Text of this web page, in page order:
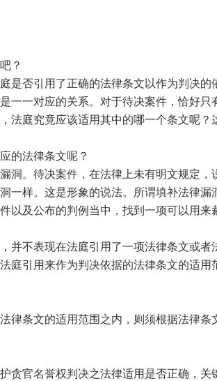
？
是否引用了正确的法律条文以作为判决
一一对应的关系。对于待决案件，恰好
法庭究竟应该适用其中的哪一个条文呢？
的法律条文呢？
洞。待决案件，在法律上未有明文规定
一样。这是形象的说法。所谓填补法律
以及公布的判例当中，找到一项可以用来
并不表现在法庭引用了一项法律条文或
庭引用来作为判决依据的法律条文的适
律条文的适用范围之内，则须根据法律
贪官名誉权判决之法律适用是否正确，